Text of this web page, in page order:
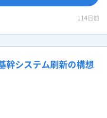
114日前
幹システム刷新の構想